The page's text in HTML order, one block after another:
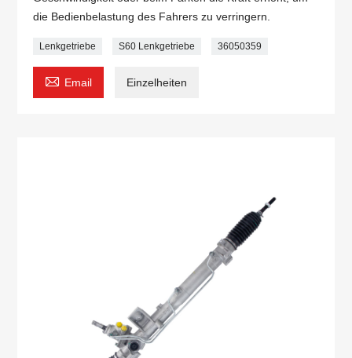
die Bedienbelastung des Fahrers zu verringern.
Lenkgetriebe S60 Lenkgetriebe 36050359
 Email Einzelheiten